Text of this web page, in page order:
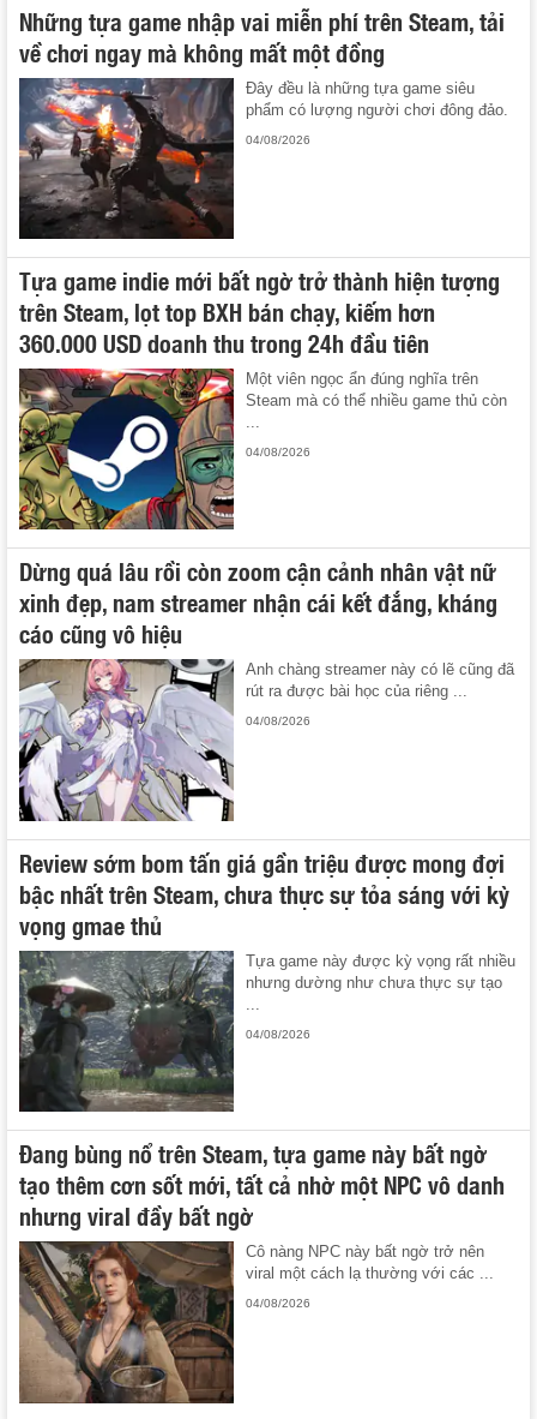
Những tựa game nhập vai miễn phí trên Steam, tải
về chơi ngay mà không mất một đồng
Đây đều là những tựa game siêu
phẩm có lượng người chơi đông đảo.
04/08/2026
Tựa game indie mới bất ngờ trở thành hiện tượng
trên Steam, lọt top BXH bán chạy, kiếm hơn
360.000 USD doanh thu trong 24h đầu tiên
Một viên ngọc ẩn đúng nghĩa trên
Steam mà có thể nhiều game thủ còn
04/08/2026
Dừng quá lâu rồi còn zoom cận cảnh nhân vật nữ
xinh đẹp, nam streamer nhận cái kết đắng, kháng
cáo cũng vô hiệu
Anh chàng streamer này có lẽ cũng đã
rút ra được bài học của riêng ...
04/08/2026
Review sớm bom tấn giá gần triệu được mong đợi
bậc nhất trên Steam, chưa thực sự tỏa sáng với kỳ
vọng gmae thủ
Tựa game này được kỳ vọng rất nhiều
nhưng dường như chưa thực sự tạo
04/08/2026
Đang bùng nổ trên Steam, tựa game này bất ngờ
tạo thêm cơn sốt mới, tất cả nhờ một NPC vô danh
nhưng viral đầy bất ngờ
Cô nàng NPC này bất ngờ trở nên
viral một cách lạ thường với các ...
04/08/2026